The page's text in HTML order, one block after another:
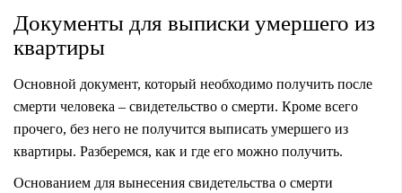
Документы для выписки умершего из
квартиры
Основной документ, который необходимо получить после
смерти человека – свидетельство о смерти. Кроме всего
прочего, без него не получится выписать умершего из
квартиры. Разберемся, как и где его можно получить.
Основанием для вынесения свидетельства о смерти